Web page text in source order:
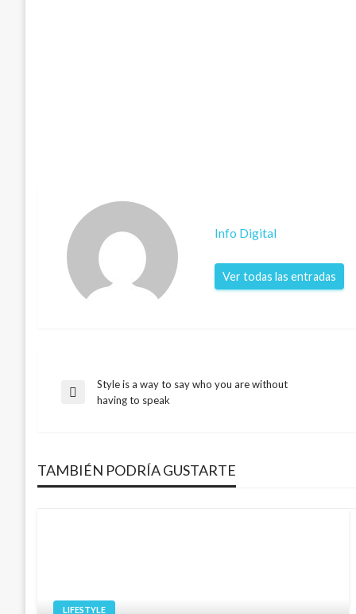
Info Digital
Ver todas las entradas
Navegación
entradas
Entrada
Style is a way to say who you are without
having to speak
TAMBIÉN PODRÍA GUSTARTE
LIFESTYLE